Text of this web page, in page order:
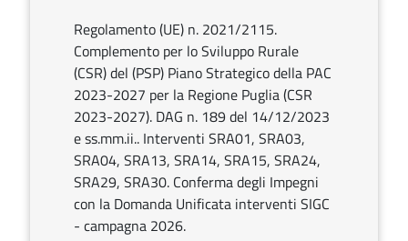
Regolamento (UE) n. 2021/2115.
Complemento per lo Sviluppo Rurale
(CSR) del (PSP) Piano Strategico della PAC
2023-2027 per la Regione Puglia (CSR
2023-2027). DAG n. 189 del 14/12/2023
e ss.mm.ii.. Interventi SRA01, SRA03,
SRA04, SRA13, SRA14, SRA15, SRA24,
SRA29, SRA30. Conferma degli Impegni
con la Domanda Unificata interventi SIGC
- campagna 2026.